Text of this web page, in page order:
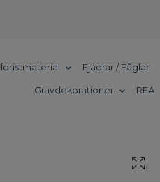
Fjädrar / Fåglar
Gravdekorationer REA